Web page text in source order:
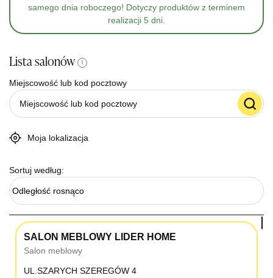
samego dnia roboczego! Dotyczy produktów z terminem
realizacji 5 dni.
Lista salonów i
Miejscowość lub kod pocztowy
Moja lokalizacja
Sortuj według:
Odległość rosnąco
SALON MEBLOWY LIDER HOME
Salon meblowy
UL.SZARYCH SZEREGÓW 4